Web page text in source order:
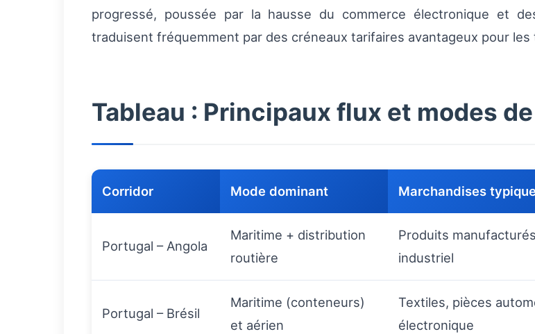
progressé, poussée par la hausse du commerce électronique et
traduisent fréquemment par des créneaux tarifaires avantageux pour
Tableau : Principaux flux et modes
Corridor Mode dominant Marchandises
Portugal – Angola
Maritime + distribution
routière
Produits
industriel
Portugal – Brésil
Maritime (conteneurs)
et aérien
Textiles, pièces
électronique